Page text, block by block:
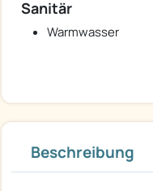
Sanitär
Warmwasser
Beschreibung